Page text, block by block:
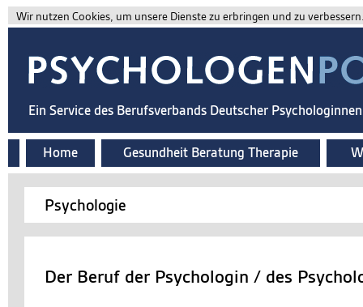
Wir nutzen Cookies, um unsere Dienste zu erbringen und zu
Ein Service des Berufsverbands Deutscher
Home Gesundheit Beratung Therapie
Psychologie
Der Beruf der Psychologin / des